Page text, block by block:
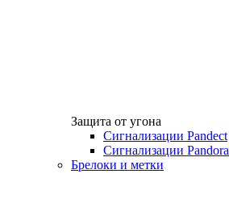
Защита от угона
Сигнализации Pandect
Сигнализации Pandora
Брелоки и метки